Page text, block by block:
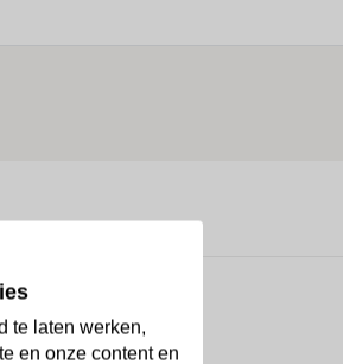
te laten werken,
en onze content en